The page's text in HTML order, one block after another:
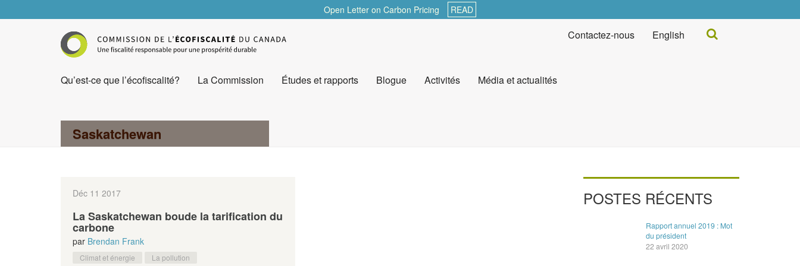
Open Letter on Carbon Pricing READ
Qu’est-ce que l’écofiscalité? La Commission Études et rapports Blogue Activités Média et actualités
Contactez-nous English Rechercher...
Saskatchewan
Déc 11 2017
La Saskatchewan boude la tarification du
carbone
par Brendan Frank
Climat et énergie La pollution
POSTES RÉCENTS
Rapport annuel 2019 : Mot
du président
22 avril 2020